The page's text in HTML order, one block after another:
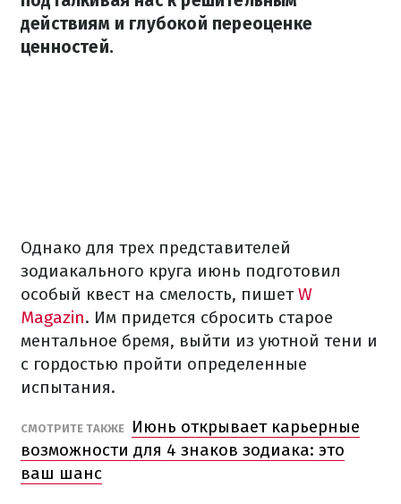
действиям и глубокой переоценке
ценностей.
Однако для трех представителей
зодиакального круга июнь подготовил
особый квест на смелость, пишетW
Magazin. Им придется сбросить старое
ментальное бремя, выйти из уютной тени и
с гордостью пройти определенные
испытания.
СМОТРИТЕ ТАКЖЕ
Июнь открывает карьерные
возможности для 4 знаков зодиака: это
ваш шанс